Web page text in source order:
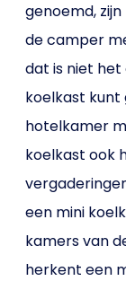
genoemd,
de camper
dat is niet
koelkast kunt
hotelkamer
koelkast ook
een mini
kamers van
herkent een